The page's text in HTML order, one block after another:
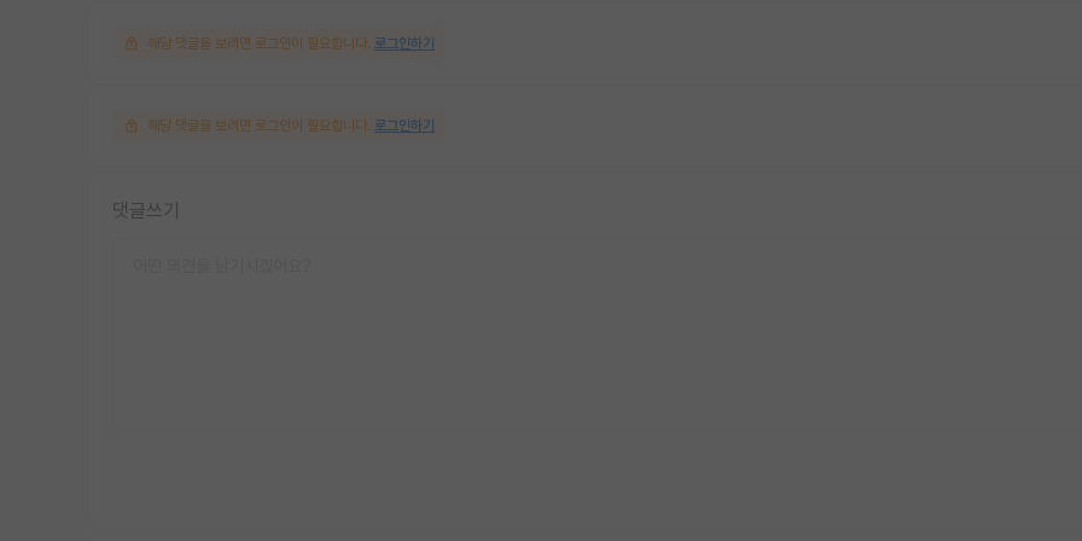
해당 댓글을 보려면 로그인이 필요합니다. 로그인하기
해당 댓글을 보려면 로그인이 필요합니다. 로그인하기
댓글쓰기